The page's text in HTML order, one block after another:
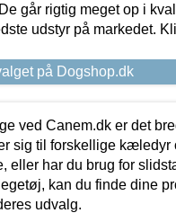
går rigtig meget op i
udstyr på markedet.
på Dogshop.dk
ved Canem.dk er det
sig til forskellige kæledyr
eller har du brug for
kan du finde dine
udvalg.